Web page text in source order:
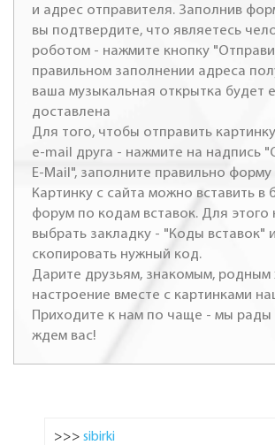
и адрес отправителя. Заполнив
вы подтвердите, что являетесь
роботом - нажмите кнопку
правильном заполнении адреса
ваша музыкальная открытка будет
доставлена
Для того, чтобы отправить
e-mail друга - нажмите на надпись
E-Mail", заполните правильно форму
Картинку с сайта можно вставить в
форум по кодам вставок. Для этого
выбрать закладку - "Коды вставок" и
скопировать нужный код.
Дарите друзьям, знакомым,
настроение вместе с картинками
Приходите к нам по чаще - мы рады
ждем вас!
>>> sibirki